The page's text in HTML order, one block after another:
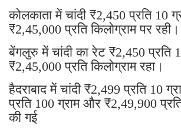
कोलकाता में चांदी ₹2,450 प्रति 10
₹2,45,000 प्रति किलोग्राम पर रही।
बेंगलुरु में चांदी का रेट ₹2,450 प्रति
₹2,45,000 प्रति किलोग्राम रहा।
हैदराबाद में चांदी ₹2,499 प्रति 10
प्रति 100 ग्राम और ₹2,49,900
की गई